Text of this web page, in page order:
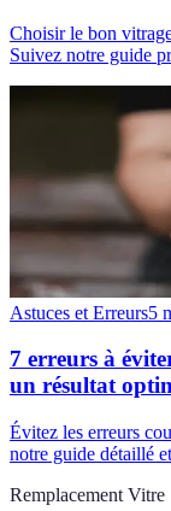
Choisir le bon
Suivez notre guide
Astuces et Erreurs5
7 erreurs à
un résultat
Évitez les erreurs
notre guide détaillé
Remplacement Vitre